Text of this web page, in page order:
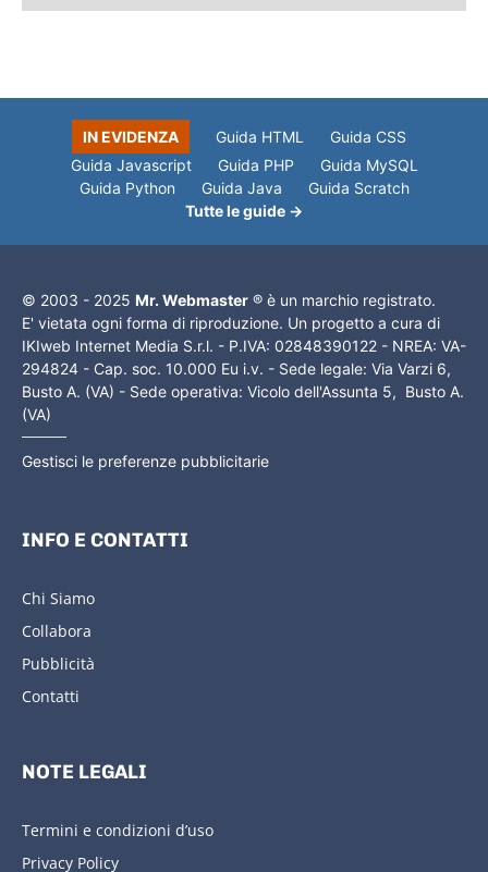
IN EVIDENZA Guida HTML
Guida CSS
Guida Javascript
Guida PHP
Guida MySQL
Guida Python
Guida Java
Guida Scratch
Tutte le guide →
© 2003 - 2025 Mr. Webmaster ® è un marchio registrato.
E' vietata ogni forma di riproduzione. Un progetto a cura di
IKIweb Internet Media S.r.l. - P.IVA: 02848390122 - NREA: VA-
294824 - Cap. soc. 10.000 Eu i.v. - Sede legale: Via Varzi 6,
Busto A. (VA) - Sede operativa: Vicolo dell'Assunta 5, Busto A.
(VA)
Gestisci le preferenze pubblicitarie
INFO E CONTATTI
Chi Siamo
Collabora
Pubblicità
Contatti
NOTE LEGALI
Termini e condizioni d’uso
Privacy Policy